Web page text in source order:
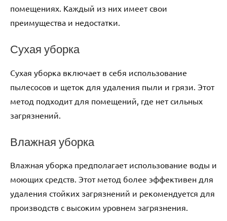
помещениях. Каждый из них имеет свои
преимущества и недостатки.
Сухая уборка
Сухая уборка включает в себя использование
пылесосов и щеток для удаления пыли и грязи. Этот
метод подходит для помещений, где нет сильных
загрязнений.
Влажная уборка
Влажная уборка предполагает использование воды и
моющих средств. Этот метод более эффективен для
удаления стойких загрязнений и рекомендуется для
производств с высоким уровнем загрязнения.